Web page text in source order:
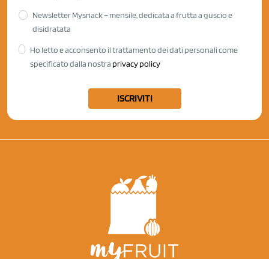
Newsletter Mysnack – mensile, dedicata a frutta a guscio e
disidratata
Ho letto e acconsento il trattamento dei dati personali come
specificato dalla nostra privacy policy
ISCRIVITI